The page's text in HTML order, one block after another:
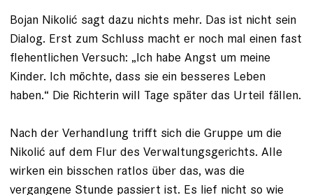
Bojan Nikolić sagt dazu nichts mehr. Das ist nicht sein
Dialog. Erst zum Schluss macht er noch mal einen fast
flehentlichen Versuch: „Ich habe Angst um meine
Kinder. Ich möchte, dass sie ein besseres Leben
haben.“ Die Richterin will Tage später das Urteil fällen.
Nach der Verhandlung trifft sich die Gruppe um die
Nikolić auf dem Flur des Verwaltungsgerichts. Alle
wirken ein bisschen ratlos über das, was die
vergangene Stunde passiert ist. Es lief nicht so wie